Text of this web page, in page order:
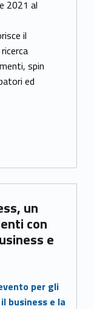
2021 al
il
spin
ed
un
con
e